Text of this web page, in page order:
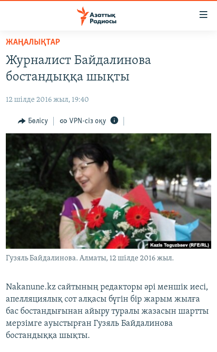
Skip
main
content
to
Navigation
Skip
Search
САЯСАТ
ҚАҢТАР ОҚИҒАСЫ
АДАМ ҚҰҚЫҚТАРЫ
ӘЛЕУМЕТ
ӘЛЕМ
АРНАЙЫ ЖОБАЛАР
Русский
ЖАЗЫЛЫҢЫЗ
ЖАҢАЛЫҚТАР
Журналист Байдалинова
бостандыққа шықты
12 шілде 2016 жыл, 19:40
Бөлісу VPN-сіз оқу
Гузяль Байдалинова. Алматы, 12 шілде 2016 жыл.
Nakanune.kz сайтының редакторы әрі меншік иесі,
апелляциялық сот алқасы бүгін бір жарым жылға
бас бостандығынан айыру туралы жазасын шартты
мерзімге ауыстырған Гузяль Байдалинова
бостандыққа шықты.